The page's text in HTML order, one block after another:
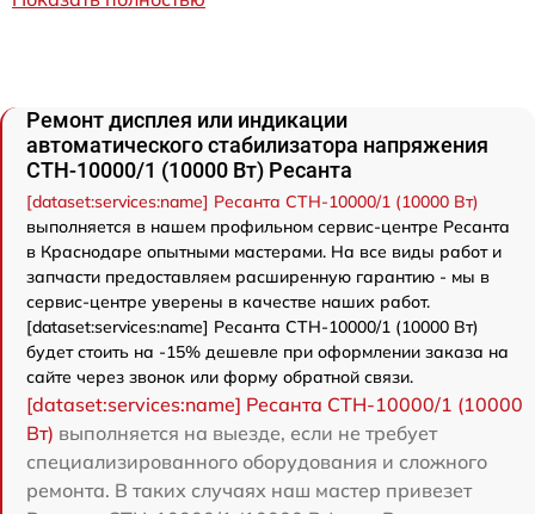
Ремонт дисплея или индикации
автоматического стабилизатора напряжения
СТН-10000/1 (10000 Вт) Ресанта
[dataset:services:name] Ресанта СТН-10000/1 (10000 Вт)
выполняется в нашем профильном сервис-центре Ресанта
в Краснодаре опытными мастерами. На все виды работ и
запчасти предоставляем расширенную гарантию - мы в
сервис-центре уверены в качестве наших работ.
[dataset:services:name] Ресанта СТН-10000/1 (10000 Вт)
будет стоить на -15% дешевле при оформлении заказа на
сайте через звонок или форму обратной связи.
[dataset:services:name] Ресанта СТН-10000/1 (10000
Вт) выполняется на выезде, если не требует
специализированного оборудования и сложного
ремонта. В таких случаях наш мастер привезет